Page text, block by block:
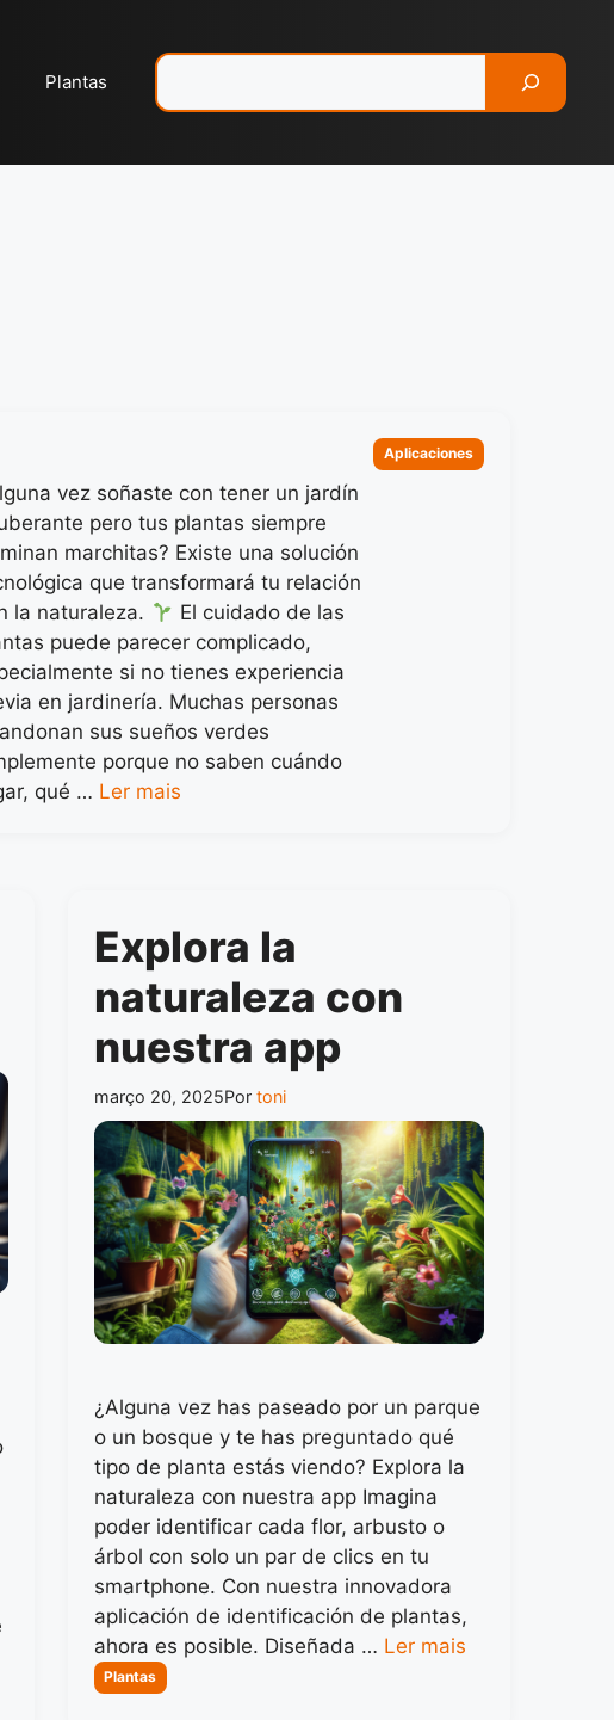
Plantas
vez soñaste con tener un jardín
pero tus plantas siempre
marchitas? Existe una solución
que transformará tu relación
la naturaleza.
El cuidado de las
puede parecer complicado,
si no tienes experiencia
en jardinería. Muchas personas
sus sueños verdes
porque no saben cuándo
qué … Ler mais
Categorias
Aplicaciones
Explora la
naturaleza con
nuestra app
março 20, 2025Por toni
¿Alguna vez has paseado por un parque
o un bosque y te has preguntado qué
tipo de planta estás viendo? Explora la
naturaleza con nuestra app Imagina
poder identificar cada flor, arbusto o
árbol con solo un par de clics en tu
smartphone. Con nuestra innovadora
aplicación de identificación de plantas,
ahora es posible. Diseñada … Ler mais
Categorias
Plantas